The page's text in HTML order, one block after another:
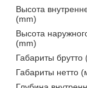
Высота
(mm)
Высота
(mm)
Габариты
Габариты нетто